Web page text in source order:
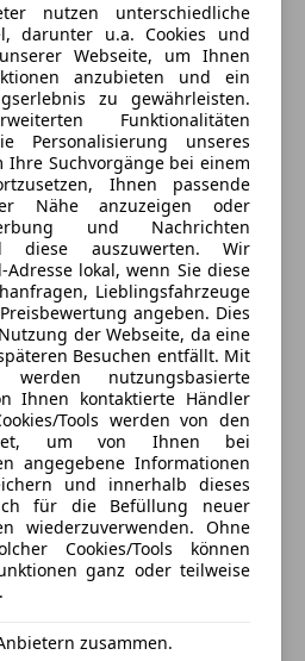
abblendend
Sound-System
(ASR) mit EDS
links
rechts
verstell- und heizbar
Außenspiegel integriert
(EDS)
(ESP)
City-Notbremsfunktion (Audi
5
Verkauf
36
nutzen unterschiedliche
darunter u.a. Cookies und
Webseite, um Ihnen
anzubieten und ein
zu gewährleisten.
Funktionalitäten
Personalisierung unseres
Ihre Suchvorgänge bei einem
Ihnen passende
Nähe anzuzeigen oder
und Nachrichten
diese auszuwerten. Wir
lokal, wenn Sie diese
Lieblingsfahrzeuge
angeben. Dies
der Webseite, da eine
Besuchen entfällt. Mit
nutzungsbasierte
Ihnen kontaktierte Händler
Tools werden von den
um von Ihnen bei
angegebene Informationen
und innerhalb dieses
für die Befüllung neuer
wiederzuverwenden. Ohne
Cookies/Tools können
ganz oder teilweise
zusammen.